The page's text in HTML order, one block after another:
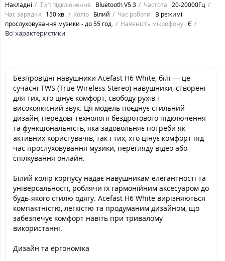
Накладні
Тип підключення Bluetooth V5.3 Частота 20-20000Гц
Час зарядки
150 хв. Колір Білий Час роботи
В режимі
прослуховування музики - до 55 год.
Наявність мікрофону Є
Всі характеристики
Безпровідні навушники Acefast H6 White, білі — це
сучасні TWS (True Wireless Stereo) навушники, створені
для тих, хто цінує комфорт, свободу рухів і
високоякісний звук. Ця модель поєднує стильний
дизайн, передові технології бездротового підключення
та функціональність, яка задовольняє потреби як
активних користувачів, так і тих, хто цінує комфорт під
час прослуховування музики, перегляду відео або
спілкування онлайн.
Білий колір корпусу надає навушникам елегантності та
універсальності, роблячи їх гармонійним аксесуаром до
будь-якого стилю одягу. Acefast H6 White вирізняються
компактністю, легкістю та продуманим дизайном, що
забезпечує комфорт навіть при тривалому
використанні.
Дизайн та ергономіка